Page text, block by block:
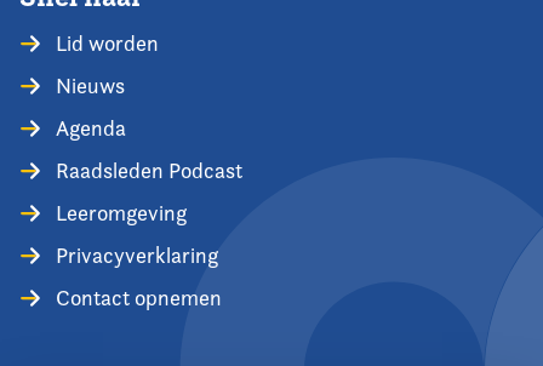
Lid worden
Nieuws
Agenda
Raadsleden Podcast
Leeromgeving
Privacyverklaring
Contact opnemen